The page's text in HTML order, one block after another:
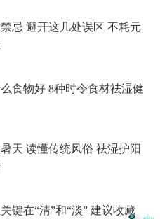
忌 避开这几处误区 不耗元
食物好 8种时令食材祛湿健
暑天 读懂传统风俗 祛湿护阳
键在“清”和“淡” 建议收藏